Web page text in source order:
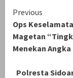
Continue
Reading
Previous
Ops
Magetan
Menekan
Polresta